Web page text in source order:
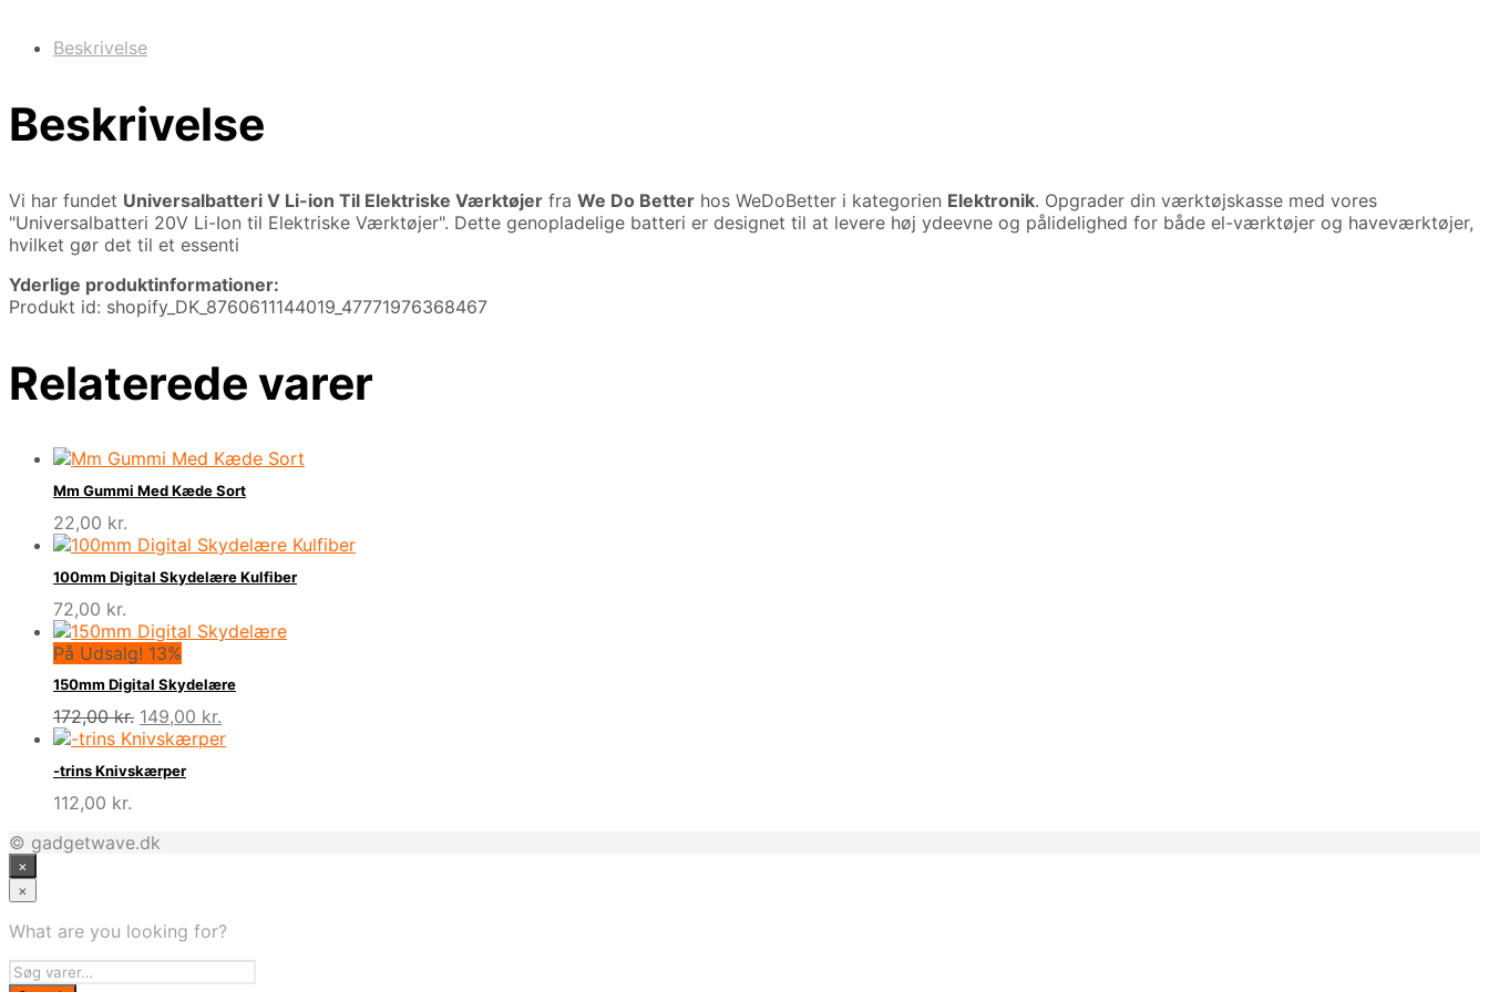
Beskrivelse
Beskrivelse
Vi har fundet Universalbatteri V Li-ion Til Elektriske Værktøjer fra We Do Better hos WeDoBetter i kategorien Elektronik. Opgrader din værktøjskasse med vores
"Universalbatteri 20V Li-Ion til Elektriske Værktøjer". Dette genopladelige batteri er designet til at levere høj ydeevne og pålidelighed for både el-værktøjer og haveværktøjer,
hvilket gør det til et essenti
Yderlige produktinformationer:
Produkt id: shopify_DK_8760611144019_47771976368467
Relaterede varer
Mm Gummi Med Kæde Sort
22,00 kr.
100mm Digital Skydelære Kulfiber
72,00 kr.
På Udsalg! 13%
150mm Digital Skydelære
172,00kr. Den
oprindelige
var:
149,00 kr.
aktuelle
-trins Knivskærper
112,00 kr.
© gadgetwave.dk
×
×
What are you looking for?